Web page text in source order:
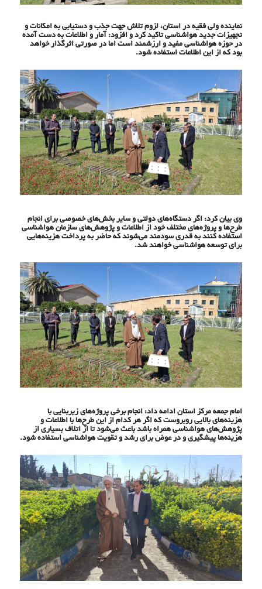
نماینده ولی فقیه در استان، لزوم تلاش جهت جذب و دستیابی به امکانات و
تجهیزات جدید هواشناسی تاکید کرد و افزود: آمار و اطلاعات به دست آمده
در حوزه هواشناسی مفید و ارزشمند است اما در صورتی اثرگذار خواهد
بود که از این اطلاعات استفاده شود.
وی بیان کرد: اگر دستگاه‌های دولتی و سایر بخش‌های خصوصی برای انجام
طرح‌ها و پروژه‌های مختلف خود از اطلاعات و پژوهش‌های سازمان هواشناسی
استفاده کنند به قدری سودمند می‌شوند که حاضر به پرداخت هزینه‌هایی
برای توسعه هواشناسی خواهند شد.
امام جمعه مرکز استان ادامه داد: انجام‌ برخی پروژه‌های زیربنایی با
هزینه‌های بالایی روبروست که اگر هر کدام از این طرح‌ها با اطلاعات و
پژوهش‌های هواشناسی همراه باشد باعث می‌شود تا از اتلاف بسیاری از
هزینه‌ها پیشگیری و در عوض برای رشد و تقویت هواشناسی استفاده شود.